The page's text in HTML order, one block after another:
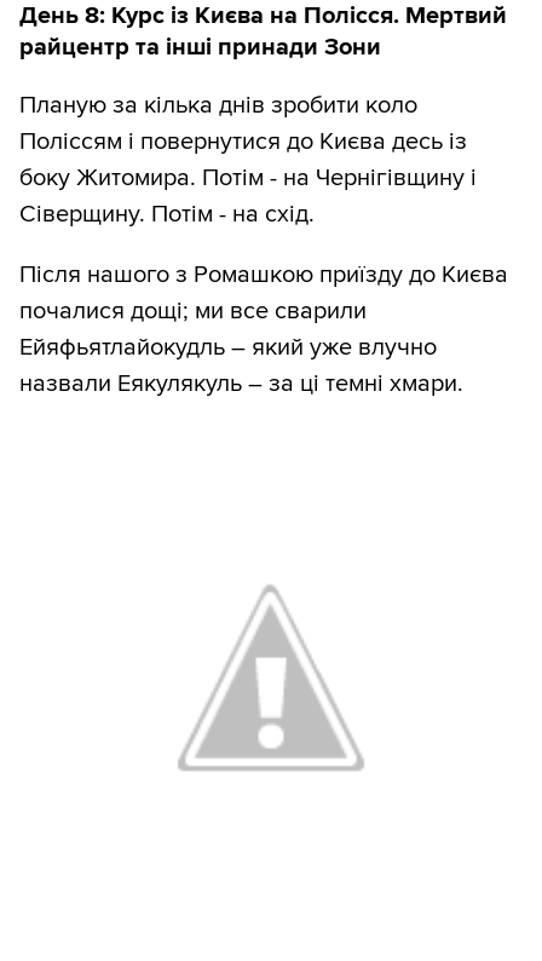
День 8: Курс із Києва на Полісся. Мертвий
райцентр та інші принади Зони
Планую за кілька днів зробити коло
Поліссям і повернутися до Києва десь із
боку Житомира. Потім - на Чернігівщину і
Сіверщину. Потім - на схід.
Після нашого з Ромашкою приїзду до Києва
почалися дощі; ми все сварили
Ейяфьятлайокудль – який уже влучно
назвали Еякулякуль – за ці темні хмари.